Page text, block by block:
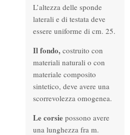
L’altezza delle sponde
laterali e di testata deve
essere uniforme di cm. 25.
Il fondo, costruito con
materiali naturali o con
materiale composito
sintetico, deve avere una
scorrevolezza omogenea.
Le corsie possono avere
una lunghezza fra m.